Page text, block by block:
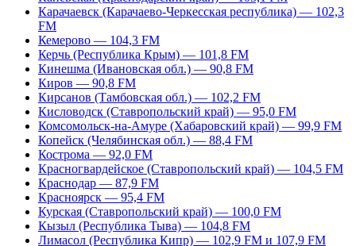
Карачаевск (Карачаево-Черкесская республика) — 102,3
FM
Кемерово — 104,3 FM
Керчь (Республика Крым) — 101,8 FM
Кинешма (Ивановская обл.) — 90,8 FM
Киров — 90,8 FM
Кирсанов (Тамбовская обл.) — 102,2 FM
Кисловодск (Ставропольский край) — 95,0 FM
Комсомольск-на-Амуре (Хабаровский край) — 99,9 FM
Копейск (Челябинская обл.) — 88,4 FM
Кострома — 92,0 FM
Красногвардейское (Ставропольский край) — 104,5 FM
Краснодар — 87,9 FM
Красноярск — 95,4 FM
Курская (Ставропольский край) — 100,0 FM
Кызыл (Республика Тыва) — 104,8 FM
Лимасол (Республика Кипр) — 102,9 FM и 107,9 FM